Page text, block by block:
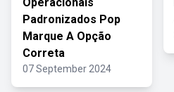
Padronizados Pop
Marque A Opção
Correta
07 September 2024